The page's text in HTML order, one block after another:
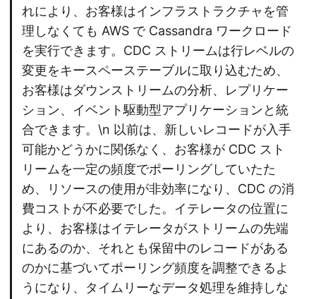
れにより、お客様はインフラストラクチャを管
理しなくても AWS で Cassandra ワークロード
を実行できます。CDC ストリームは行レベルの
変更をキースペーステーブルに取り込むため、
お客様はダウンストリームの分析、レプリケー
ション、イベント駆動型アプリケーションと統
合できます。\n 以前は、新しいレコードが入手
可能かどうかに関係なく、お客様が CDC スト
リームを一定の頻度でポーリングしていたた
め、リソースの使用が非効率になり、CDC の消
費コストが不必要でした。イテレータの位置に
より、お客様はイテレータがストリームの先端
にあるのか、それとも保留中のレコードがある
のかに基づいてポーリング頻度を調整できるよ
うになり、タイムリーなデータ処理を維持しな